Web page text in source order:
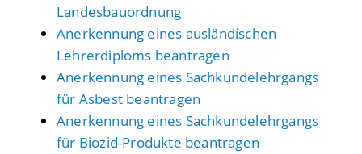
Landesbauordnung
Anerkennung eines ausländischen
Lehrerdiploms beantragen
Anerkennung eines Sachkundelehrgangs
für Asbest beantragen
Anerkennung eines Sachkundelehrgangs
für Biozid-Produkte beantragen